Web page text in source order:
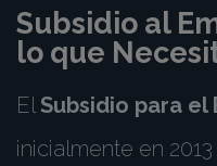
Subsidio al
lo que
El Subsidio para el
inicialmente en